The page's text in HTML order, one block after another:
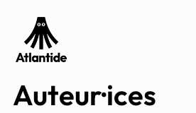
Aller
au
menu
Aller au
contenu
Auteur·ices